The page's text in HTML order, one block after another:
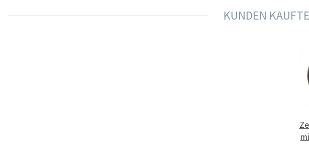
KUNDEN